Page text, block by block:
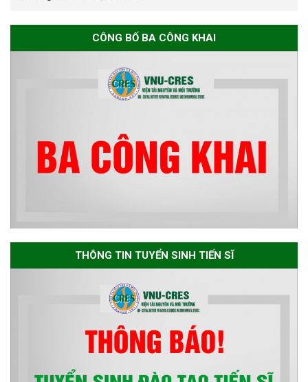
sơ chuyên môn cho các thí sinh
Thông báo danh sách thí sinh
ngành Môi trường và phát triển
bền vững đợt 1 năm 2026
The International Conference
EME 2026 on “Earth, Mine and
Environmental Sciences for the
Advancement of Strategic
Technologies and
Infrastructure Development”
CÔNG BỐ BA CÔNG KHAI
THÔNG TIN TUYỂN SINH TIẾN SĨ